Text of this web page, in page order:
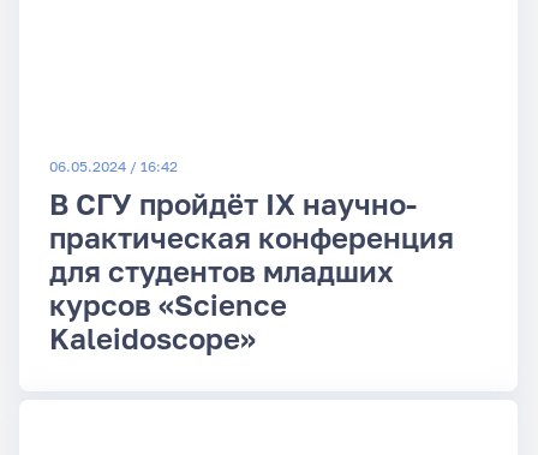
06.05.2024 / 16:42
В СГУ пройдёт IX научно-
практическая конференция
для студентов младших
курсов «Science
Kaleidoscope»